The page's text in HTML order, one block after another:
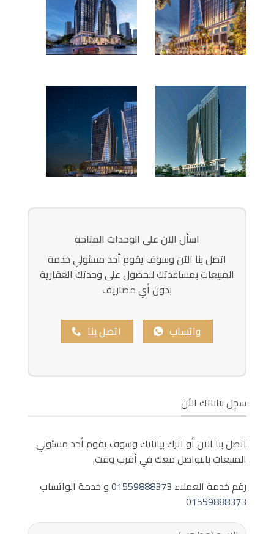
اسأل الآن على الوحدات المتاحة
اتصل بنا الآن وسوف يقوم أحد مسئولي خدمة
المبيعات بمساعدتك للحصول على وحدتك العقارية
بدون أي مصاريف
واتساب اتصل بنا
سجل بياناتك الأن
اتصل بنا الآن أو اترك بياناتك وسوف يقوم أحد مسئولي
المبيعات بالتواصل معك في أقرب وقت.
رقم خدمة العملاء 01559888373و خدمة الواتساب
01559888373